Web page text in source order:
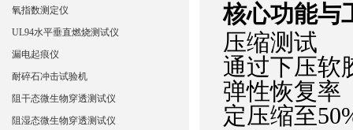
核心功能与
‌压缩测试‌
通过下压软
弹性恢复率
定压缩至
氧指数测定仪
UL94水平垂直燃烧测试仪
漏电起痕仪
耐碎石冲击试验机
阻干态微生物穿透测试仪
阻湿态微生物穿透测试仪